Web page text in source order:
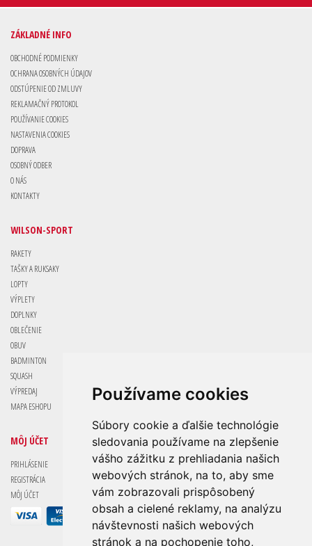
Používame cookies
Súbory cookie a ďalšie technológie
sledovania používame na zlepšenie
vášho zážitku z prehliadania našich
webových stránok, na to, aby sme
vám zobrazovali prispôsobený
obsah a cielené reklamy, na analýzu
návštevnosti našich webových
stránok a na pochopenie toho,
ZÁKLADNÉ INFO
OBCHODNÉ PODMIENKY
OCHRANA OSOBNÝCH ÚDAJOV
ODSTÚPENIE OD ZMLUVY
REKLAMAČNÝ PROTOKOL
POUŽÍVANIE COOKIES
NASTAVENIA COOKIES
DOPRAVA
OSOBNÝ ODBER
O NÁS
KONTAKTY
WILSON-SPORT
RAKETY
TAŠKY A RUKSAKY
LOPTY
VÝPLETY
DOPLNKY
OBLEČENIE
OBUV
BADMINTON
SQUASH
VÝPREDAJ
MAPA ESHOPU
MÔJ ÚČET
PRIHLÁSENIE
REGISTRÁCIA
MÔJ ÚČET